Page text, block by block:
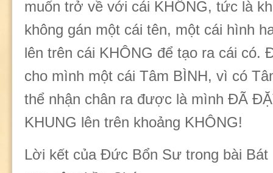
muốn trở về với cái KHÔNG, tức là
không gán một cái tên, một cái hình
lên trên cái KHÔNG để tạo ra cái có.
cho mình một cái Tâm BÌNH, vì có
thể nhận chân ra được là mình ĐÃ
KHUNG lên trên khoảng KHÔNG!
Lời kết của Đức Bổn Sư trong bài Bát